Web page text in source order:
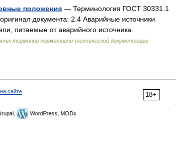
положения — Терминология ГОСТ 30331.1
документа: 2.4 Аварийные источники
питаемые от аварийного источника.
терминов нормативно-технической документации
18+
сайте
WordPress, MODx.